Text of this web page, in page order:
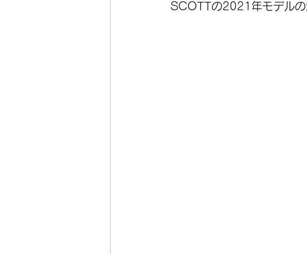
在庫
SCOTTの2021年モデルの